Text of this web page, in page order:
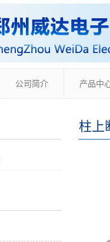
公司简介 产品中
柱上